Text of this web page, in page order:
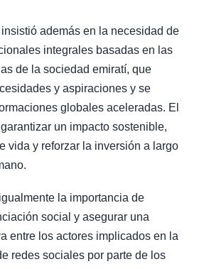
además en la necesidad de
integrales basadas en las
de la sociedad emiratí, que
y aspiraciones y se
globales aceleradas. El
un impacto sostenible,
vida y reforzar la inversión a largo
la importancia de
social y asegurar una
entre los actores implicados en la
redes sociales por parte de los